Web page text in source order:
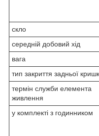
скло
середній добовий хід
вага
тип закриття задньої
термін служби елемента
живлення
у комплекті з годинником